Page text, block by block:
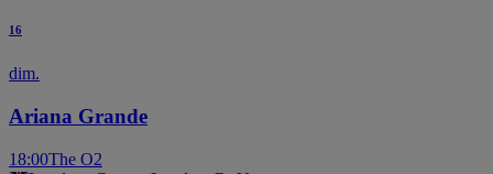
16
dim.
Ariana Grande
18:00The O2